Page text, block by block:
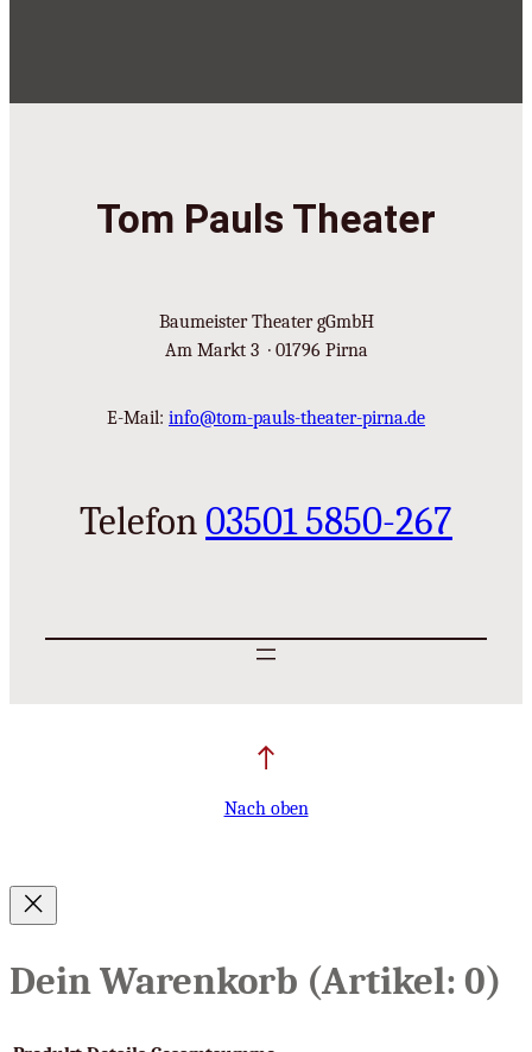
Tom Pauls Theater
Baumeister Theater gGmbH
Am Markt 3 · 01796 Pirna
E-Mail: info@tom-pauls-theater-pirna.de
Telefon03501 5850-267
Nach oben
Dein Warenkorb (Artikel: 0)